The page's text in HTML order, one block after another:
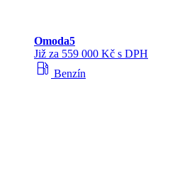
Omoda5
Již za 559 000 Kč s DPH
local_gas_station Benzín